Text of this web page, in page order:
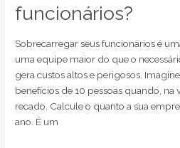
funcionários?
Sobrecarregar seus funcionários é
uma equipe maior do que o
gera custos altos e perigosos.
benefícios de 10 pessoas quando, na
recado. Calcule o quanto a sua
ano. É um